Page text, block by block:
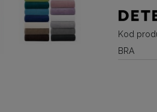
Kod
BRA